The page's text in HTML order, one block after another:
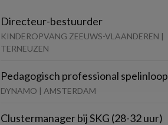
Directeur-bestuurder
KINDEROPVANG ZEEUWS-VLAANDEREN |
TERNEUZEN
Pedagogisch professional spelinloop
DYNAMO | AMSTERDAM
Clustermanager bij SKG (28-32 uur)